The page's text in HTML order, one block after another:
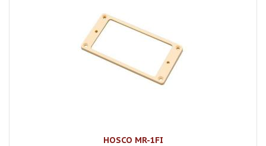
HOSCO MR-1FI